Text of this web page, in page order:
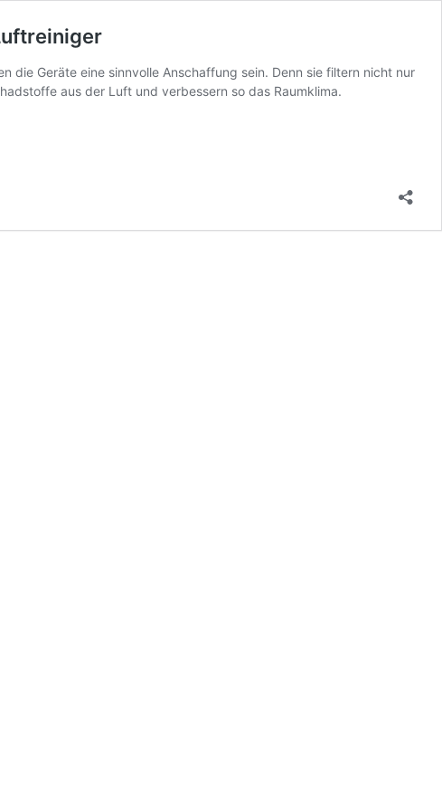
die Geräte eine sinnvolle Anschaffung sein. Denn sie filtern nicht nur
aus der Luft und verbessern so das Raumklima.